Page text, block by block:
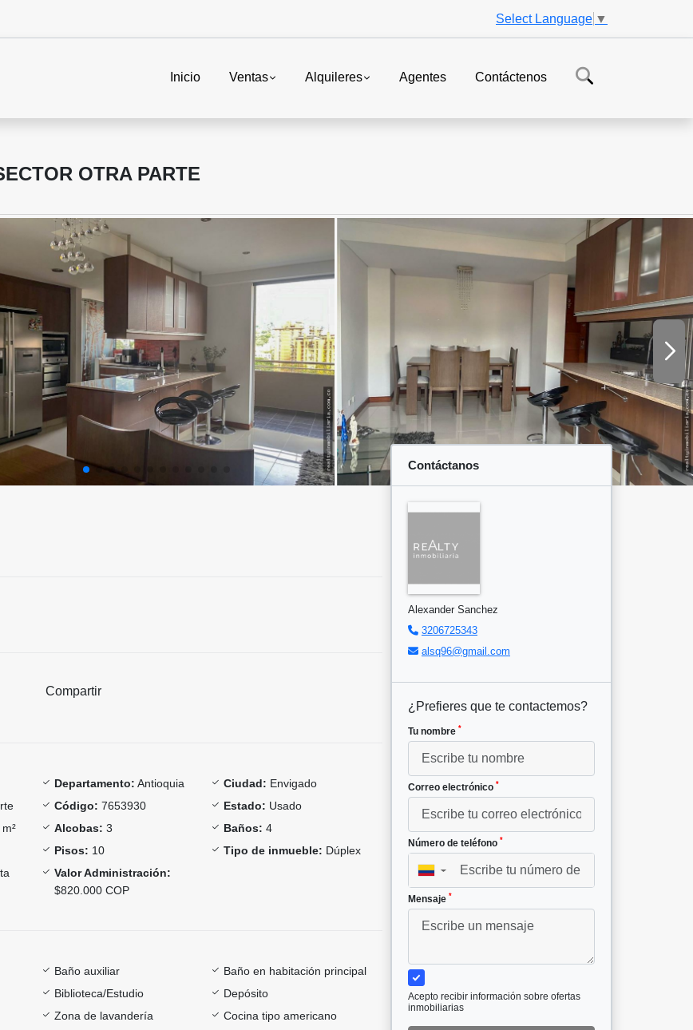
Select Language ▼
Inicio Ventas Alquileres Agentes Contáctenos
OTRA PARTE
Compartir
Departamento: Antioquia Ciudad: Envigado
Código: 7653930 Estado: Usado
Alcobas: 3 Baños: 4
Pisos: 10 Tipo de inmueble: Dúplex
Valor Administración:
$820.000 COP
Baño auxiliar
Baño en habitación principal
Biblioteca/Estudio
Depósito
Zona de lavandería
Cocina tipo americano
Contáctanos
Alexander Sanchez
3206725343
alsq96@gmail.com
¿Prefieres que te contactemos?
Tu nombre *
Correo electrónico *
Número de teléfono *
▼
Mensaje *
Acepto recibir información sobre ofertas
inmobiliarias